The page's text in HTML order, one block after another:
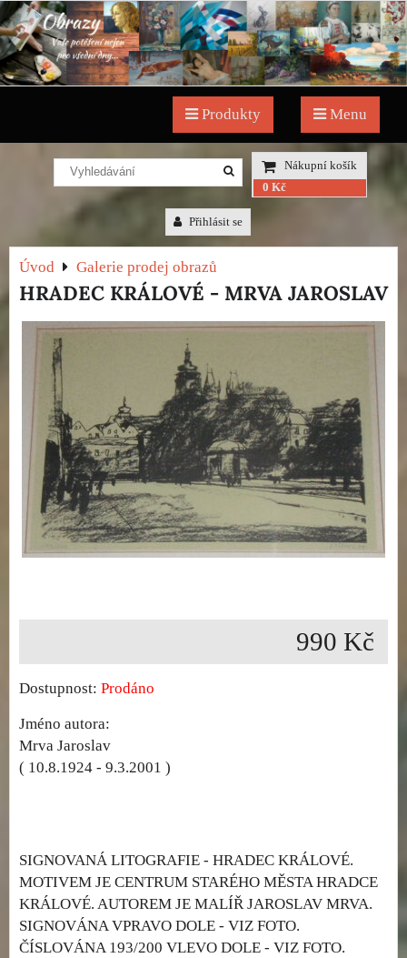
Produkty Menu
Nákupní košík
0 Kč
Přihlásit se
Úvod Galerie prodej obrazů
HRADEC KRÁLOVÉ - MRVA JAROSLAV
990 Kč
Dostupnost: Prodáno
Jméno autora:
Mrva Jaroslav
( 10.8.1924 - 9.3.2001 )
SIGNOVANÁ LITOGRAFIE - HRADEC KRÁLOVÉ.
MOTIVEM JE CENTRUM STARÉHO MĚSTA HRADCE
KRÁLOVÉ. AUTOREM JE MALÍŘ JAROSLAV MRVA.
SIGNOVÁNA VPRAVO DOLE - VIZ FOTO.
ČÍSLOVÁNA 193/200 VLEVO DOLE - VIZ FOTO.